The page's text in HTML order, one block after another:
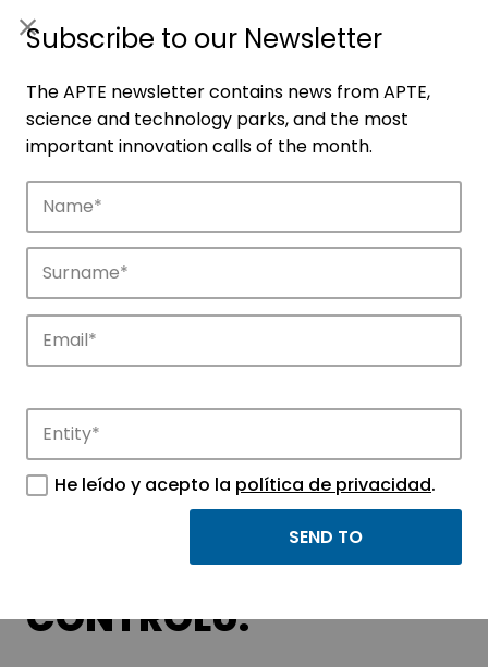
Companies
Discover the companies that drive
innovation in APTE’s parks.
AB-AUCATEL
INSPECCION Y
CONTROLU.
Subscribe to our Newsletter
The APTE newsletter contains news from APTE,
science and technology parks, and the most
important innovation calls of the month.
He leído y acepto la política de privacidad.